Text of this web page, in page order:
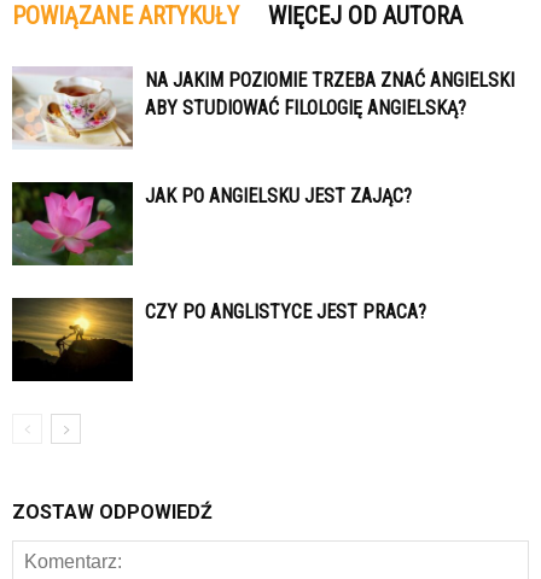
POWIĄZANE ARTYKUŁY WIĘCEJ OD AUTORA
NA JAKIM POZIOMIE TRZEBA ZNAĆ ANGIELSKI
ABY STUDIOWAĆ FILOLOGIĘ ANGIELSKĄ?
JAK PO ANGIELSKU JEST ZAJĄC?
CZY PO ANGLISTYCE JEST PRACA?
ZOSTAW ODPOWIEDŹ